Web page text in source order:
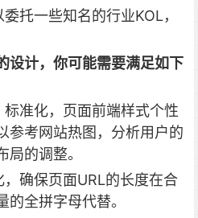
托一些知名的行业KOL，
设计，你可能需要满足如下
准化，页面前端样式个性
参考网站热图，分析用户的
的调整。
确保页面URL的长度在合
全拼字母代替。